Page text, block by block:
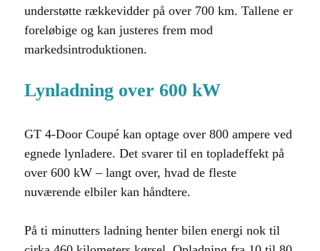
understøtte rækkevidder på over 700 km. Tallene er
foreløbige og kan justeres frem mod
markedsintroduktionen.
Lynladning over 600 kW
GT 4-Door Coupé kan optage over 800 ampere ved
egnede lynladere. Det svarer til en topladeffekt på
over 600 kW – langt over, hvad de fleste
nuværende elbiler kan håndtere.
På ti minutters ladning henter bilen energi nok til